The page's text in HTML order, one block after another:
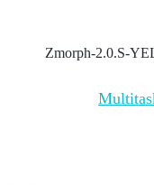
Zmorph-2.0.S-